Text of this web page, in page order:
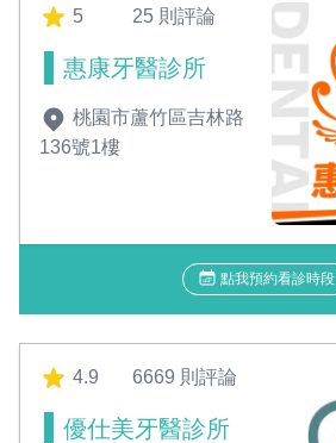
5 25 則評論
惠康牙醫診所
桃園市蘆竹區吉林路
136號1樓
點我預約看診時段
4.9 6669 則評論
優仕美牙醫診所